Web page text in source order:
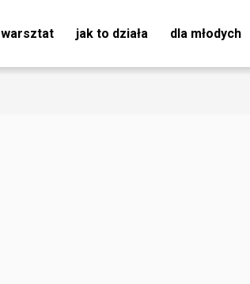
warsztat jak to działa dla młodych